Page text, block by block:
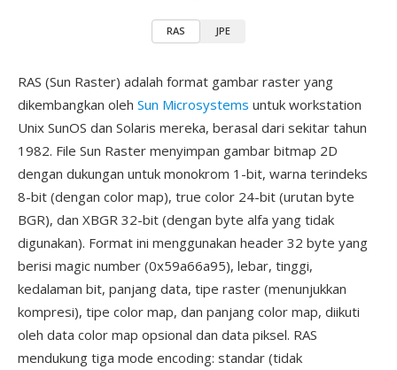
RAS JPE
RAS (Sun Raster) adalah format gambar raster yang
dikembangkan oleh Sun Microsystems untuk workstation
Unix SunOS dan Solaris mereka, berasal dari sekitar tahun
1982. File Sun Raster menyimpan gambar bitmap 2D
dengan dukungan untuk monokrom 1-bit, warna terindeks
8-bit (dengan color map), true color 24-bit (urutan byte
BGR), dan XBGR 32-bit (dengan byte alfa yang tidak
digunakan). Format ini menggunakan header 32 byte yang
berisi magic number (0x59a66a95), lebar, tinggi,
kedalaman bit, panjang data, tipe raster (menunjukkan
kompresi), tipe color map, dan panjang color map, diikuti
oleh data color map opsional dan data piksel. RAS
mendukung tiga mode encoding: standar (tidak